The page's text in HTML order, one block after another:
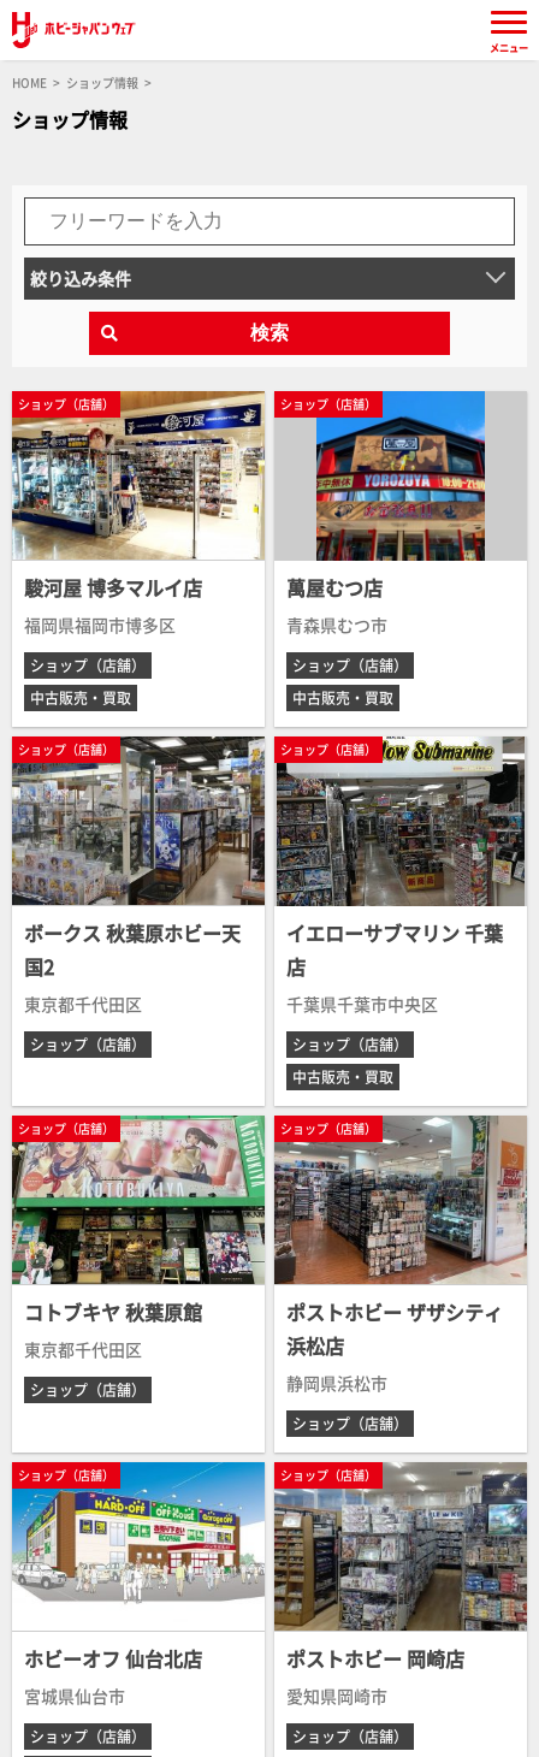
HOME ショップ情報
ショップ情報
絞り込み条件
検索
ショップ（店舗）
駿河屋 博多マルイ店
福岡県福岡市博多区
ショップ（店舗）
中古販売・買取
ショップ（店舗）
萬屋むつ店
青森県むつ市
ショップ（店舗）
中古販売・買取
ショップ（店舗）
ボークス 秋葉原ホビー天
国2
東京都千代田区
ショップ（店舗）
ショップ（店舗）
イエローサブマリン 千葉
店
千葉県千葉市中央区
ショップ（店舗）
中古販売・買取
ショップ（店舗）
コトブキヤ 秋葉原館
東京都千代田区
ショップ（店舗）
ショップ（店舗）
ポストホビー ザザシティ
浜松店
静岡県浜松市
ショップ（店舗）
ショップ（店舗）
ホビーオフ 仙台北店
宮城県仙台市
ショップ（店舗）
ショップ（店舗）
ポストホビー 岡崎店
愛知県岡崎市
ショップ（店舗）
メニュー